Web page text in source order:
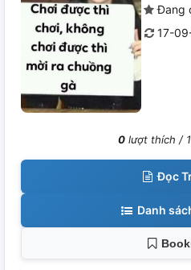
Đang
17-
0lượt thích /
Đọc
Danh